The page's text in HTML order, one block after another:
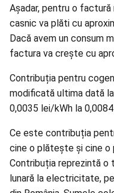
Așadar, pentru o
casnic va plăti cu
Dacă avem un consum
factura va crește cu
Contribuția pentru
modificată ultima dată
0,0035 lei/kWh la
Ce este contribuția
cine o plătește și cine o
Contribuția reprezintă
lunară la electricitate,